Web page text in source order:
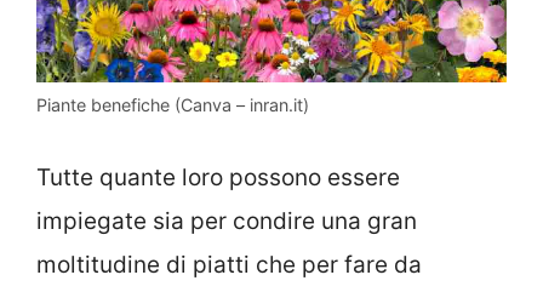
Piante benefiche (Canva – inran.it)
Tutte quante loro possono essere
impiegate sia per condire una gran
moltitudine di piatti che per fare da